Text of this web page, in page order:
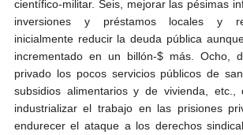
científico-militar. Seis, mejorar las pésimas
inversiones y préstamos locales y
inicialmente reducir la deuda pública
incrementado en un billón-$ más. Ocho,
privado los pocos servicios públicos de
subsidios alimentarios y de vivienda, etc.,
industrializar el trabajo en las prisiones
endurecer el ataque a los derechos